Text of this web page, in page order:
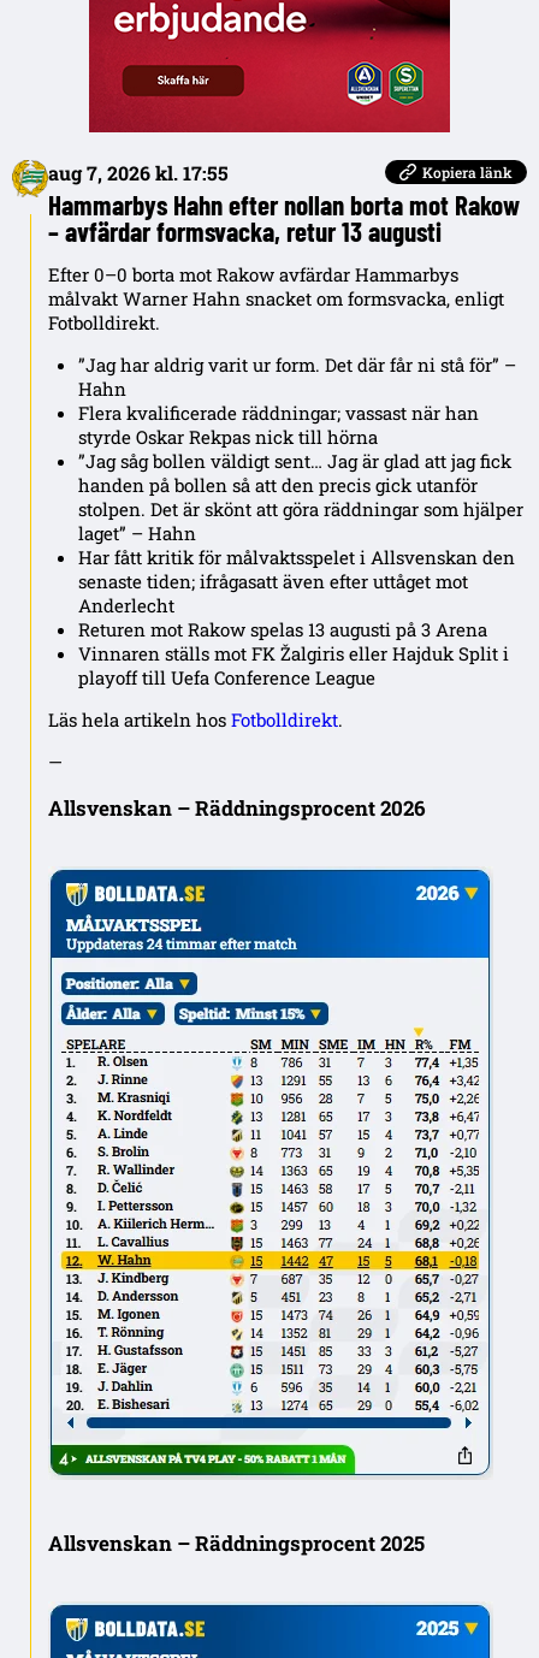
aug 7, 2026 kl. 17:55 Kopiera länk
Hammarbys Hahn efter nollan borta mot Rakow
– avfärdar formsvacka, retur 13 augusti
Efter 0–0 borta mot Rakow avfärdar Hammarbys
målvakt Warner Hahn snacket om formsvacka, enligt
Fotbolldirekt.
”Jag har aldrig varit ur form. Det där får ni stå för” –
Hahn
Flera kvalificerade räddningar; vassast när han
styrde Oskar Rekpas nick till hörna
”Jag såg bollen väldigt sent… Jag är glad att jag fick
handen på bollen så att den precis gick utanför
stolpen. Det är skönt att göra räddningar som hjälper
laget” – Hahn
Har fått kritik för målvaktsspelet i Allsvenskan den
senaste tiden; ifrågasatt även efter uttåget mot
Anderlecht
Returen mot Rakow spelas 13 augusti på 3 Arena
Vinnaren ställs mot FK Žalgiris eller Hajduk Split i
playoff till Uefa Conference League
Läs hela artikeln hos Fotbolldirekt.
—
Allsvenskan – Räddningsprocent 2026
Allsvenskan – Räddningsprocent 2025